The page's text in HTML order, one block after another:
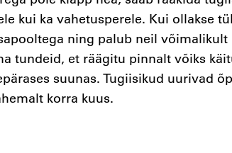
kui ka vahetusperele. Kui ollakse
ning palub neil võimalikult
tundeid, et räägitu pinnalt võiks
suunas. Tugiisikud uurivad
korra kuus.